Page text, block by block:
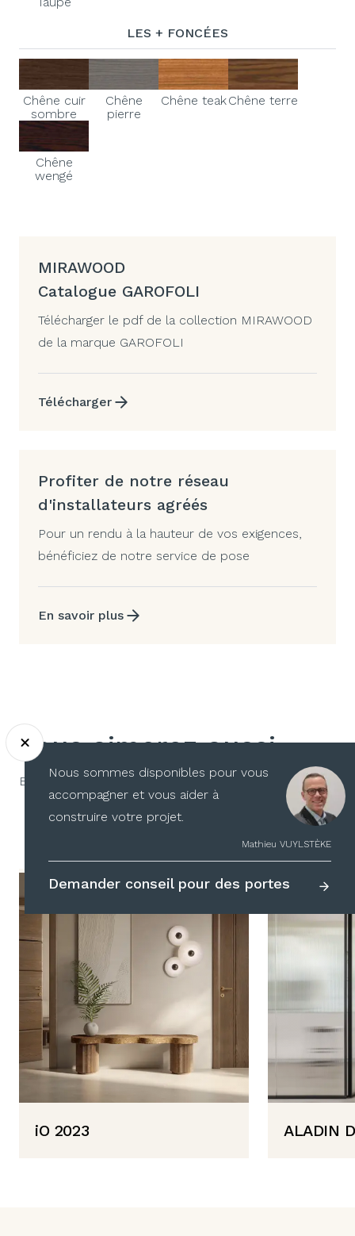
LES + FONCÉES
Chêne cuir
sombre
Chêne
pierre
Chêne teakChêne terre
Chêne
wengé
MIRAWOOD
Catalogue GAROFOLI
Télécharger le pdf de la collection MIRAWOOD
de la marque GAROFOLI
Télécharger
Profiter de notre réseau
d'installateurs agréés
Pour un rendu à la hauteur de vos exigences,
bénéficiez de notre service de pose
En savoir plus
Vous aimerez aussi
Explorez les produits similaires ou associés
iO 2023
GLAS ITALIA
ALADIN
Nous sommes disponibles pour vous
accompagner et vous aider à
construire votre projet.
Mathieu VUYLSTÈKE
Demander conseil pour des portes